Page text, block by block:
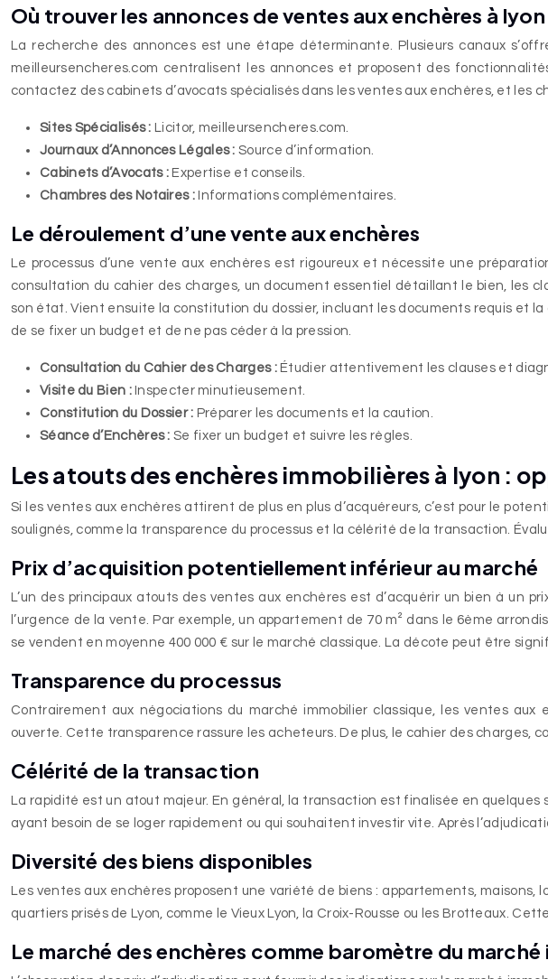
Où trouver les annonces de ventes aux enchères à lyon
La recherche des annonces est une étape déterminante. Plusieurs canaux
meilleursencheres.com centralisent les annonces et proposent des
contactez des cabinets d’avocats spécialisés dans les ventes aux enchères, et les
Sites Spécialisés : Licitor, meilleursencheres.com.
Journaux d’Annonces Légales : Source d’information.
Cabinets d’Avocats : Expertise et conseils.
Chambres des Notaires : Informations complémentaires.
Le déroulement d’une vente aux enchères
Le processus d’une vente aux enchères est rigoureux et nécessite une
consultation du cahier des charges, un document essentiel détaillant le bien, les
son état. Vient ensuite la constitution du dossier, incluant les documents requis et la
de se fixer un budget et de ne pas céder à la pression.
Consultation du Cahier des Charges : Étudier attentivement les clauses et
Visite du Bien : Inspecter minutieusement.
Constitution du Dossier : Préparer les documents et la caution.
Séance d’Enchères : Se fixer un budget et suivre les règles.
Les atouts des enchères immobilières à lyon :
Si les ventes aux enchères attirent de plus en plus d’acquéreurs, c’est pour le
soulignés, comme la transparence du processus et la célérité de la transaction.
Prix d’acquisition potentiellement inférieur au marché
L’un des principaux atouts des ventes aux enchères est d’acquérir un bien à un
l’urgence de la vente. Par exemple, un appartement de 70 m² dans le 6ème
se vendent en moyenne 400 000 € sur le marché classique. La décote peut être
Transparence du processus
Contrairement aux négociations du marché immobilier classique, les ventes
ouverte. Cette transparence rassure les acheteurs. De plus, le cahier des charges,
Célérité de la transaction
La rapidité est un atout majeur. En général, la transaction est finalisée en
ayant besoin de se loger rapidement ou qui souhaitent investir vite. Après
Diversité des biens disponibles
Les ventes aux enchères proposent une variété de biens : appartements, maisons,
quartiers prisés de Lyon, comme le Vieux Lyon, la Croix-Rousse ou les Brotteaux.
Le marché des enchères comme baromètre du